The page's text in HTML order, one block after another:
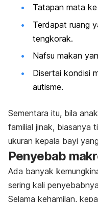
Tatapan mata
Terdapat ruang
tengkorak.
Nafsu makan
Disertai kondisi
autisme.
Sementara itu, bila
familial jinak, biasanya
ukuran kepala bayi
Penyebab
Ada banyak
sering kali
Selama kehamilan,